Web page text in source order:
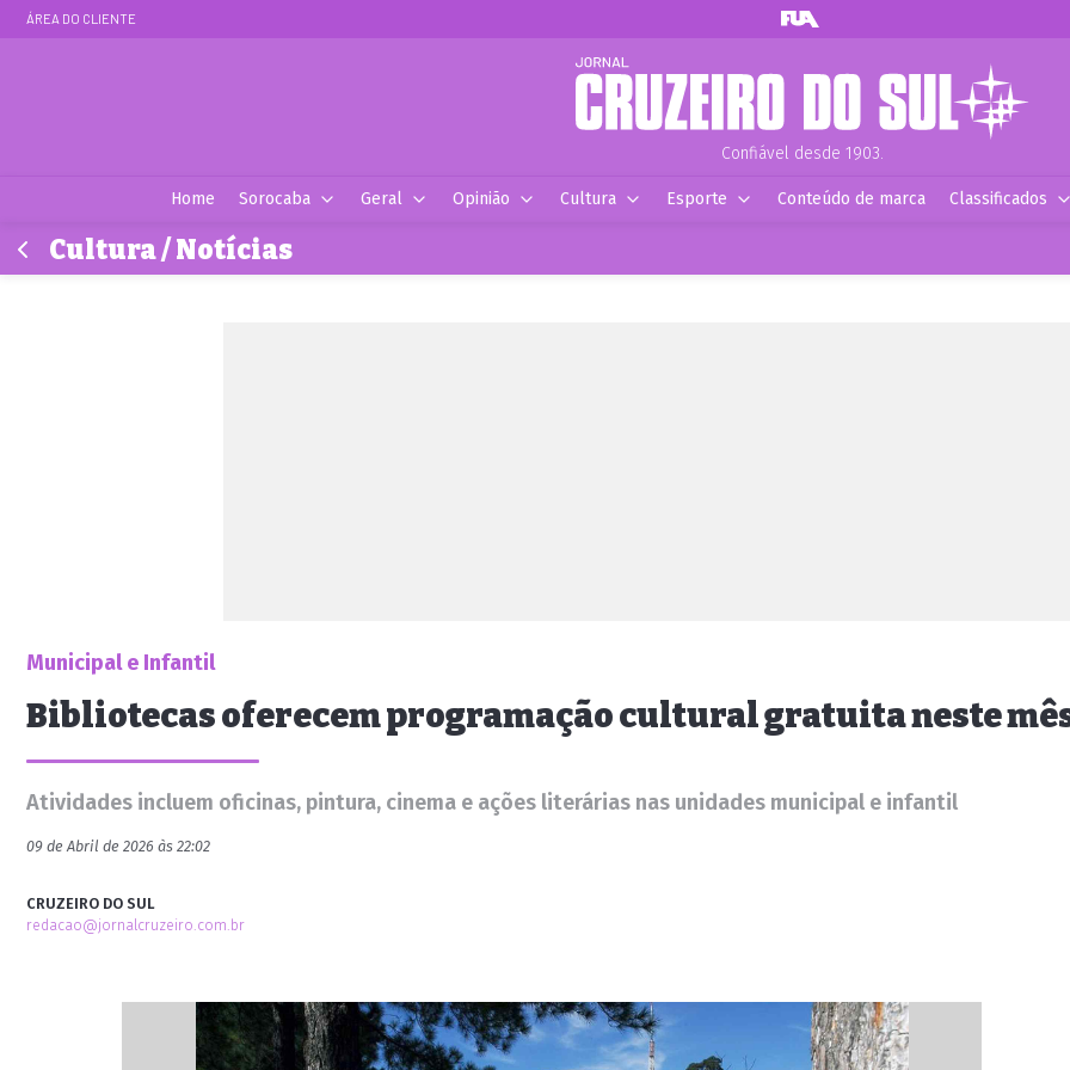
ÁREA DO CLIENTE
Confiável desde 1903.
Home Sorocaba Geral Opinião Cultura Esporte Conteúdo de marca Classificados
Cultura / Notícias
Municipal e Infantil
Bibliotecas oferecem programação cultural gratuita neste
Atividades incluem oficinas, pintura, cinema e ações literárias nas unidades municipal e infantil
09 de Abril de 2026 às 22:02
CRUZEIRO DO SUL
redacao@jornalcruzeiro.com.br